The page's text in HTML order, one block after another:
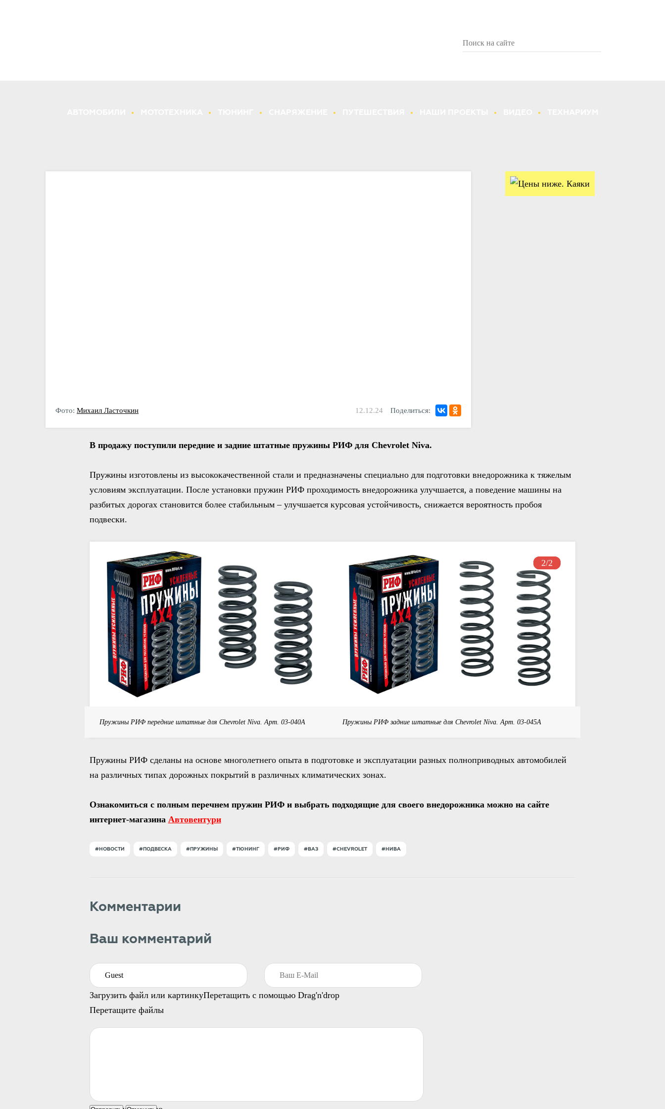
Фото:Михаил Ласточкин 12.12.24 Поделиться:
В продажу поступили передние и задние штатные пружины РИФ для Chevrolet Niva.
Пружины изготовлены из высококачественной стали и предназначены специально для подготовки внедорожника к тяжелым
условиям эксплуатации. После установки пружин РИФ проходимость внедорожника улучшается, а поведение машины на
разбитых дорогах становится более стабильным – улучшается курсовая устойчивость, снижается вероятность пробоя
подвески.
1/2
Пружины РИФ передние штатные для Chevrolet Niva. Арт. 03-040A
2/2
Пружины РИФ задние штатные для Chevrolet Niva. Арт. 03-045A
Пружины РИФ сделаны на основе многолетнего опыта в подготовке и эксплуатации разных полноприводных автомобилей
на различных типах дорожных покрытий в различных климатических зонах.
Ознакомиться с полным перечнем пружин РИФ и выбрать подходящие для своего внедорожника можно на сайте
интернет-магазина Автовентури
#НОВОСТИ #ПОДВЕСКА #ПРУЖИНЫ #ТЮНИНГ #РИФ #ВАЗ #CHEVROLET #НИВА
Комментарии
Ваш комментарий
Загрузить файл или картинкуПеретащить с помощью Drag'n'drop
Перетащите файлы